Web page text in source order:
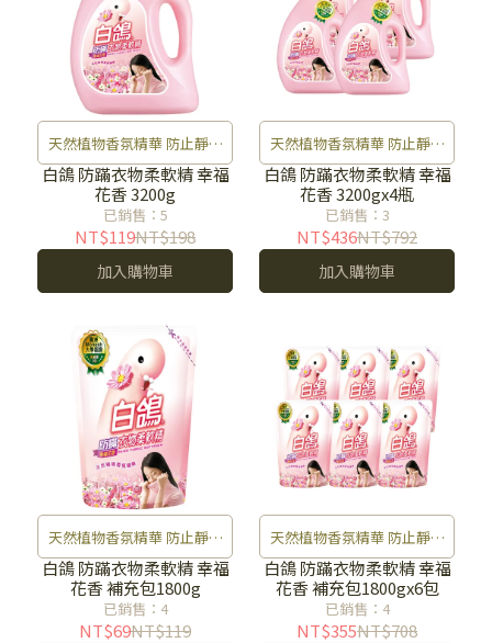
天然植物香氛精華 防止靜電
灰塵不沾染 防霉去味 衣物好
清香
白鴿 防蹣衣物柔軟精 幸福
花香 3200g
已銷售：5
NT$119NT$198
加入購物車
天然植物香氛精華 防止靜電
灰塵不沾染 防霉去味 衣物好
清香
白鴿 防蹣衣物柔軟精 幸福
花香 3200gx4瓶
已銷售：3
NT$436NT$792
加入購物車
天然植物香氛精華 防止靜電
灰塵不沾染 防霉去味 衣物好
清香
白鴿 防蹣衣物柔軟精 幸福
花香 補充包1800g
已銷售：4
NT$69NT$119
天然植物香氛精華 防止靜電
灰塵不沾染 防霉去味 衣物好
清香
白鴿 防蹣衣物柔軟精 幸福
花香 補充包1800gx6包
已銷售：4
NT$355NT$708